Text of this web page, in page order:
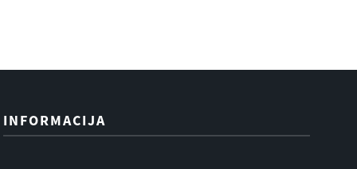
INFORMACIJA